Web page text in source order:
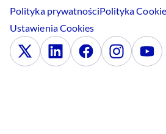
Polityka prywatnościPolityka
UstawieniaCookies
x LinkedinFacebookInstagram